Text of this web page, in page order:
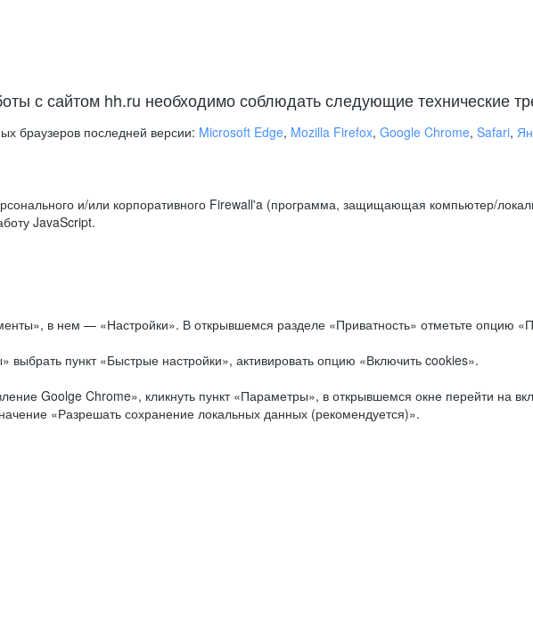
с сайтом hh.ru необходимо соблюдать следующие технические
браузеров последней версии: Microsoft Edge, Mozilla Firefox, Google Chrome, Safari,
и/или корпоративного Firewall'a (программа, защищающая компьютер/
JavaScript.
в нем — «Настройки». В открывшемся разделе «Приватность» отметьте опцию
пункт «Быстрые настройки», активировать опцию «Включить cookies».
Goolge Chrome», кликнуть пункт «Параметры», в открывшемся окне перейти на
«Разрешать сохранение локальных данных (рекомендуется)».